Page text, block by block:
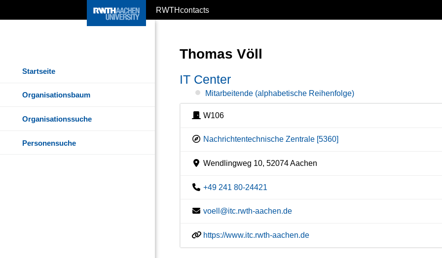
RWTHcontacts
Startseite
Organisationsbaum
Organisationssuche
Personensuche
Thomas Völl
IT Center
Mitarbeitende (alphabetische Reihenfolge)
W106
Nachrichtentechnische Zentrale [5360]
Wendlingweg 10, 52074 Aachen
+49 241 80-24421
voell@itc.rwth-aachen.de
https://www.itc.rwth-aachen.de